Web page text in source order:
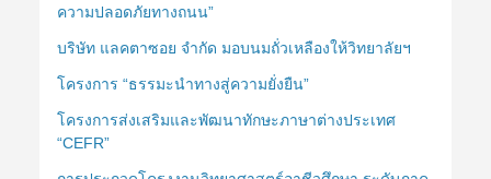
ความปลอดภัยทางถนน”
บริษัท แลคตาซอย จำกัด มอบนมถั่วเหลืองให้วิทยาลัยฯ
โครงการ “ธรรมะนำทางสู่ความยั่งยืน”
โครงการส่งเสริมและพัฒนาทักษะภาษาต่างประเทศ
“CEFR”